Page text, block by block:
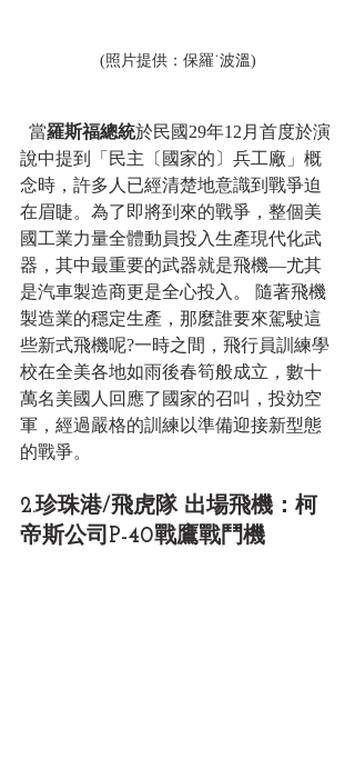
(照片提供：保羅˙波溫)
  當
羅斯福總統於民國29年12月首度於演
說中提到「民主〔國家的〕兵工廠」概
念時，許多人已經清楚地意識到戰爭迫
在眉睫。為了即將到來的戰爭，整個美
國工業力量全體動員投入生產現代化武
器，其中最重要的武器就是飛機—尤其
是汽車製造商更是全心投入。 隨著飛機
製造業的穩定生產，那麼誰要來駕駛這
些新式飛機呢?一時之間，飛行員訓練學
校在全美各地如雨後春筍般成立，數十
萬名美國人回應了國家的召叫，投効空
軍，經過嚴格的訓練以準備迎接新型態
的戰爭。
2.珍珠港/飛虎隊 出場飛機：柯
帝斯公司P-40戰鷹戰鬥機